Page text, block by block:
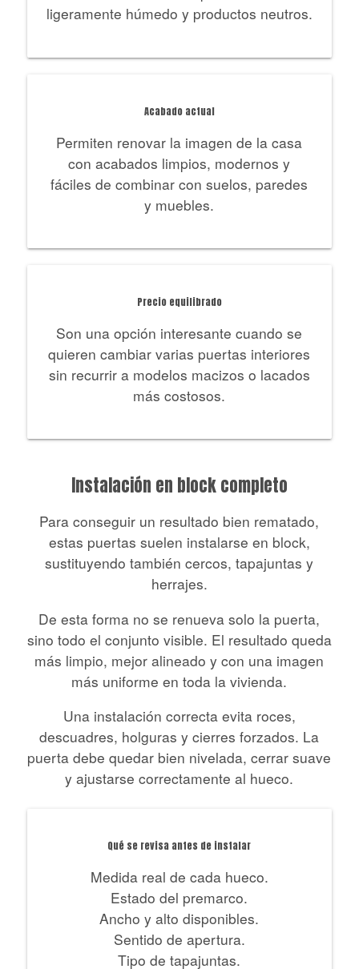
ligeramente húmedo y productos neutros.
Acabado actual
Permiten renovar la imagen de la casa
con acabados limpios, modernos y
fáciles de combinar con suelos, paredes
y muebles.
Precio equilibrado
Son una opción interesante cuando se
quieren cambiar varias puertas interiores
sin recurrir a modelos macizos o lacados
más costosos.
Instalación en block completo
Para conseguir un resultado bien rematado,
estas puertas suelen instalarse en block,
sustituyendo también cercos, tapajuntas y
herrajes.
De esta forma no se renueva solo la puerta,
sino todo el conjunto visible. El resultado queda
más limpio, mejor alineado y con una imagen
más uniforme en toda la vivienda.
Una instalación correcta evita roces,
descuadres, holguras y cierres forzados. La
puerta debe quedar bien nivelada, cerrar suave
y ajustarse correctamente al hueco.
Qué se revisa antes de instalar
Medida real de cada hueco.
Estado del premarco.
Ancho y alto disponibles.
Sentido de apertura.
Tipo de tapajuntas.